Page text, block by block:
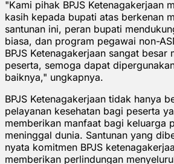
"Kami pihak BPJS Ketenagakerjaan
kasih kepada bupati atas berkenan
santunan ini, peran bupati
biasa, dan program pegawai non-
BPJS Ketenagakerjaan sangat besar
peserta, semoga dapat
baiknya," ungkapnya.
BPJS Ketenagakerjaan tidak hanya
pelayanan kesehatan bagi peserta
memberikan manfaat bagi keluarga
meninggal dunia. Santunan yang
nyata komitmen BPJS
memberikan perlindungan